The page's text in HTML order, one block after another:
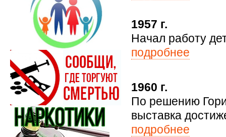
1957 г.
Начал работу
подробнее
1960 г.
По решению
выставка
подробнее